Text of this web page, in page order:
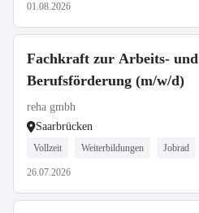
01.08.2026
Fachkraft zur Arbeits- und
Berufsförderung (m/w/d)
reha gmbh
Saarbrücken
Vollzeit Weiterbildungen Jobrad
26.07.2026